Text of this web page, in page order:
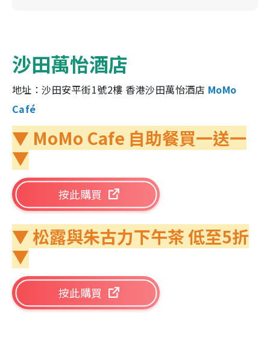
沙田萬怡酒店
地址：沙田安平街1號2樓 香港沙田萬怡酒店 MoMo
Café
▼ MoMo Cafe 自助餐買一送一
▼
按此購買
▼ 松露與朱古力下午茶 低至5折
▼
按此購買